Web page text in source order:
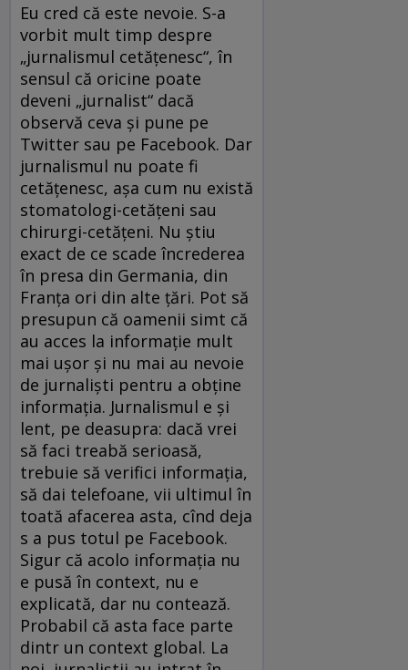
Eu cred că este nevoie. S-a
vorbit mult timp despre
„jurnalismul cetățenesc“, în
sensul că oricine poate
deveni „jurnalist“ dacă
observă ceva și pune pe
Twitter sau pe Facebook. Dar
jurnalismul nu poate fi
cetățenesc, așa cum nu există
stomatologi-cetățeni sau
chirurgi-cetățeni. Nu știu
exact de ce scade încrederea
în presa din Germania, din
Franța ori din alte țări. Pot să
presupun că oamenii simt că
au acces la informație mult
mai ușor și nu mai au nevoie
de jurnaliști pentru a obține
informația. Jurnalismul e și
lent, pe deasupra: dacă vrei
să faci treabă serioasă,
trebuie să verifici informația,
să dai telefoane, vii ultimul în
toată afacerea asta, cînd deja
s a pus totul pe Facebook.
Sigur că acolo informația nu
e pusă în context, nu e
explicată, dar nu contează.
Probabil că asta face parte
dintr un context global. La